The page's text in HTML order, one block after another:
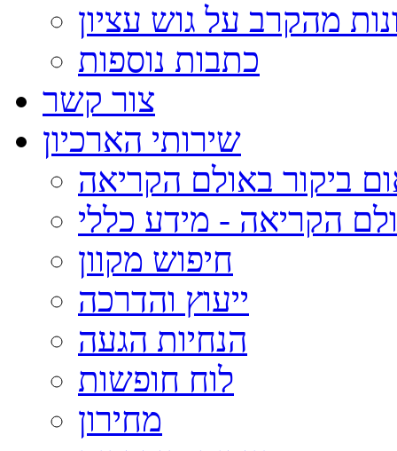
מהקרב על גוש עציון
כתבות נוספות
צור קשר
שירותי הארכיון
ביקור באולם הקריאה
הקריאה - מידע כללי
חיפוש מקוון
ייעוץ והדרכה
הנחיות הגעה
לוח חופשות
מחירון